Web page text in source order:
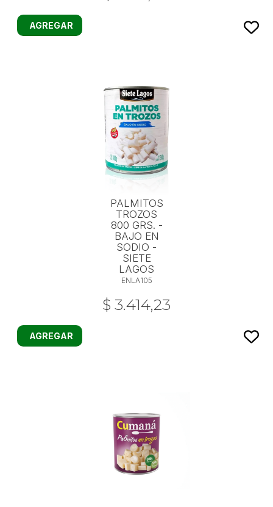
AGREGAR
PALMITOS
TROZOS
800 GRS. -
BAJO EN
SODIO -
SIETE
LAGOS
ENLA105
$ 3.414,23
AGREGAR